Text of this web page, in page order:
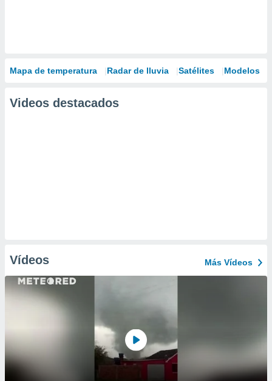
Mapa de temperatura Radar de lluvia Satélites Modelos
Videos destacados
Vídeos Más Vídeos